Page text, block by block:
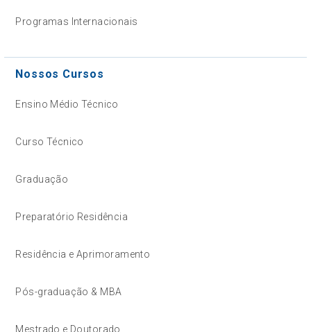
Programas Internacionais
Nossos Cursos
Ensino Médio Técnico
Curso Técnico
Graduação
Preparatório Residência
Residência e Aprimoramento
Pós-graduação & MBA
Mestrado e Doutorado